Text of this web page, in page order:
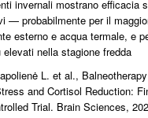
invernali mostrano efficacia
— probabilmente per il
esterno e acqua termale, e
elevati nella stagione fredda
L. et al.,
and Cortisol Reduction:
Trial. Brain Sciences,